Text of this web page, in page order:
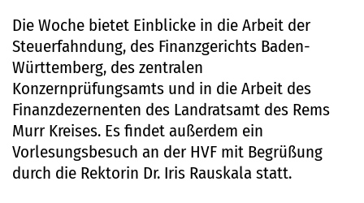
Die Woche bietet Einblicke in die Arbeit der
Steuerfahndung, des Finanzgerichts Baden-
Württemberg, des zentralen
Konzernprüfungsamts und in die Arbeit des
Finanzdezernenten des Landratsamt des Rems
Murr Kreises. Es findet außerdem ein
Vorlesungsbesuch an der HVF mit Begrüßung
durch die Rektorin Dr. Iris Rauskala statt.